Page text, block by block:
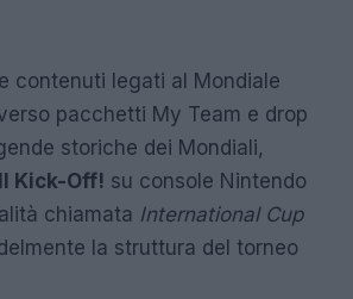
contenuti legati al Mondiale
pacchetti My Team e drop
storiche dei Mondiali,
Kick-Off! su console Nintendo
chiamata International Cup
la struttura del torneo